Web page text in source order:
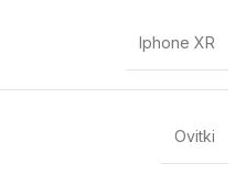
Iphone XR
Ovitki